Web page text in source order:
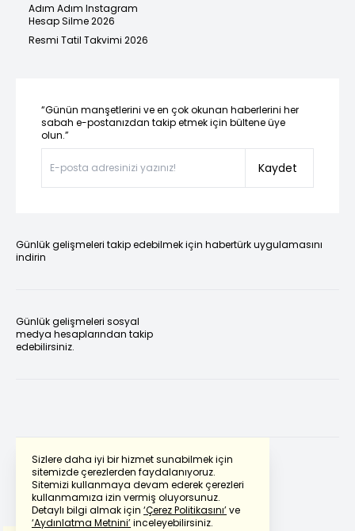
Sizlere daha iyi bir hizmet sunabilmek için
sitemizde çerezlerden faydalanıyoruz.
Sitemizi kullanmaya devam ederek çerezleri
kullanmamıza izin vermiş oluyorsunuz.
Detaylı bilgi almak için ‘Çerez Politikasını’ve
‘Aydınlatma Metnini’inceleyebilirsiniz.
Adım Adım Instagram
Hesap Silme 2026
Resmi Tatil Takvimi 2026
“Günün manşetlerini ve en çok okunan haberlerini her
sabah e-postanızdan takip etmek için bültene üye
olun.”
Kaydet
Günlük gelişmeleri takip edebilmek için habertürk uygulamasını
indirin
Günlük gelişmeleri sosyal
medya hesaplarından takip
edebilirsiniz.
Powered by Translate